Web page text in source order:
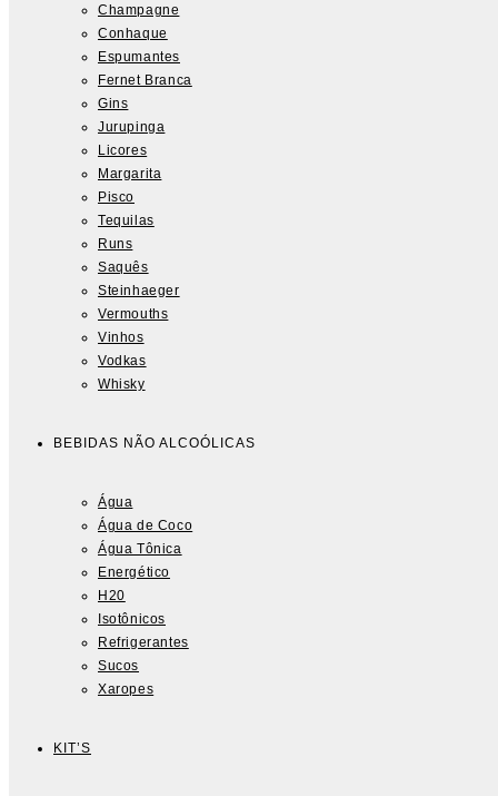
Champagne
Conhaque
Espumantes
Fernet Branca
Gins
Jurupinga
Licores
Margarita
Pisco
Tequilas
Runs
Saquês
Steinhaeger
Vermouths
Vinhos
Vodkas
Whisky
BEBIDAS NÃO ALCOÓLICAS
Água
Água de Coco
Água Tônica
Energético
H20
Isotônicos
Refrigerantes
Sucos
Xaropes
KIT’S